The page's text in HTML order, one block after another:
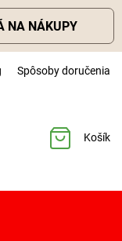
NA NÁKUPY
Spôsoby doručenia
Košík